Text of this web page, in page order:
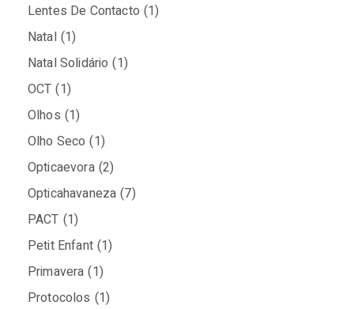
Lentes De Contacto (1)
Natal (1)
Natal Solidário (1)
OCT (1)
Olhos (1)
Olho Seco (1)
Opticaevora (2)
Opticahavaneza (7)
PACT (1)
Petit Enfant (1)
Primavera (1)
Protocolos (1)